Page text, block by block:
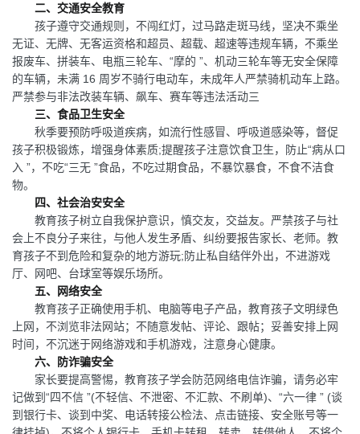
二、交通安全教育
孩子遵守交通规则，不闯红灯，过马路走斑马线，坚决不乘坐
无证、无牌、无客运资格和超员、超载、超速等违规车辆，不乘坐
报废车、拼装车、电瓶三轮车、“摩的 ”、机动三轮车等无安全保障
的车辆，未满 16 周岁不骑行电动车，未成年人严禁骑机动车上路。
严禁参与非法改装车辆、飙车、赛车等违法活动三
三、食品卫生安全
秋季要预防呼吸道疾病，如流行性感冒、呼吸道感染等，督促
孩子积极锻炼，增强身体素质;提醒孩子注意饮食卫生，防止“病从口
入 ”，不吃“三无 ”食品，不吃过期食品，不暴饮暴食，不食不洁食
物。
四、社会治安安全
教育孩子树立自我保护意识，慎交友，交益友。严禁孩子与社
会上不良分子来往，与他人发生矛盾、纠纷要报告家长、老师。教
育孩子不到危险和复杂的地方游玩;防止私自结伴外出，不进游戏
厅、网吧、台球室等娱乐场所。
五、网络安全
教育孩子正确使用手机、电脑等电子产品，教育孩子文明绿色
上网，不浏览非法网站；不随意发帖、评论、跟帖；妥善安排上网
时间，不沉迷于网络游戏和手机游戏，注意身心健康。
六、防诈骗安全
家长要提高警惕，教育孩子学会防范网络电信诈骗，请务必牢
记做到“四不信 ”(不轻信、不泄密、不汇款、不刷单)、“六一律 ” (谈
到银行卡、谈到中奖、电话转接公检法、点击链接、安全账号等一